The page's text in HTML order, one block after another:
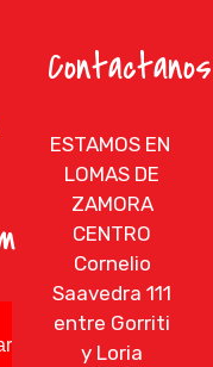
Contactanos
ESTAMOS EN
LOMAS DE
ZAMORA
CENTRO
Cornelio
Saavedra 111
entre Gorriti
y Loria